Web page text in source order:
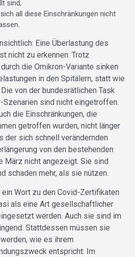
sind,
all diese Einschränkungen nicht
Eine Überlastung des
nicht zu erkennen. Trotz
die Omikron-Variante sinken
in den Spitälern, statt wie
von der bundesrätlichen Task
Szenarien sind nicht eingetroffen.
die Einschränkungen, die
getroffen wurden, nicht länger
der sich schnell verändernden
von den bestehenden
März nicht angezeigt. Sie sind
schaden mehr, als sie nützen.
Wort zu den Covid-Zertifikaten
als eine Art gesellschaftlicher
werden. Auch sie sind im
Stattdessen müssen sie
wie es ihrem
entspricht: Im